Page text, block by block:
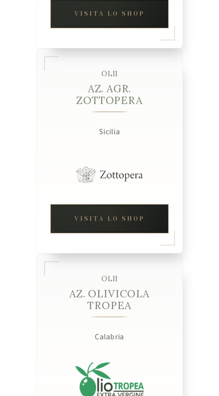
VISITA LO SHOP
OLII
AZ. AGR.
ZOTTOPERA
Sicilia
VISITA LO SHOP
OLII
AZ. OLIVICOLA
TROPEA
Calabria